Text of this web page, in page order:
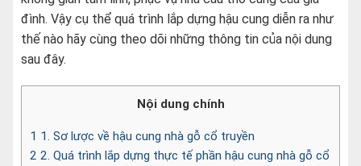
đình. Vậy cụ thể quá trình lắp dựng hậu cung diễn ra như
thế nào hãy cùng theo dõi những thông tin của nội dung
sau đây.
Nội dung chính
1 1. Sơ lược về hậu cung nhà gỗ cổ truyền
2 2. Quá trình lắp dựng thực tế phần hậu cung nhà gỗ cổ